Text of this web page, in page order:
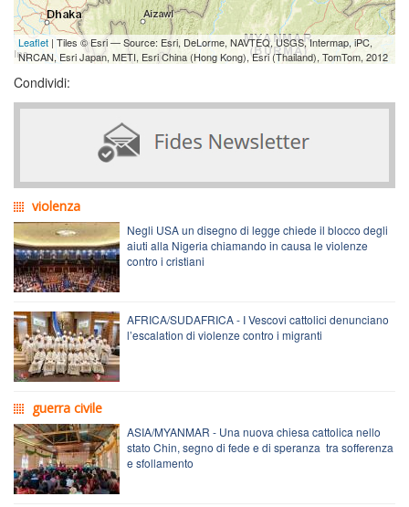
Leaflet | Tiles © Esri — Source: Esri, DeLorme, NAVTEQ, USGS, Intermap, iPC,
NRCAN, Esri Japan, METI, Esri China (Hong Kong), Esri (Thailand), TomTom, 2012
Condividi:
violenza
Negli USA un disegno di legge chiede il blocco degli
aiuti alla Nigeria chiamando in causa le violenze
contro i cristiani
AFRICA/SUDAFRICA - I Vescovi cattolici denunciano
l’escalation di violenze contro i migranti
guerra civile
ASIA/MYANMAR - Una nuova chiesa cattolica nello
stato Chin, segno di fede e di speranza tra sofferenza
e sfollamento